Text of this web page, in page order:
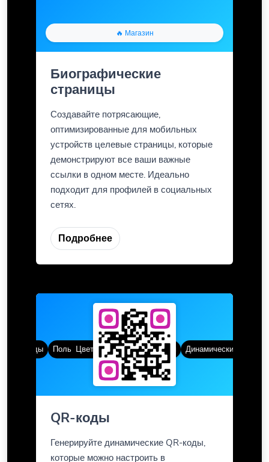
🔥 Магазин
Биографические
страницы
Создавайте потрясающие,
оптимизированные для мобильных
устройств целевые страницы, которые
демонстрируют все ваши важные
ссылки в одном месте. Идеально
подходит для профилей в социальных
сетях.
Подробнее
Пользовательские рамки
Цвет градиента QR стили Динамические QR-коды
QR-коды
Генерируйте динамические QR-коды,
которые можно настроить в